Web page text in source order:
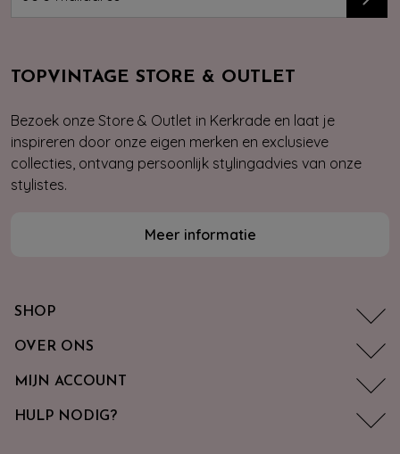
TOPVINTAGE STORE & OUTLET
Bezoek onze Store & Outlet in Kerkrade en laat je
inspireren door onze eigen merken en exclusieve
collecties, ontvang persoonlijk stylingadvies van onze
stylistes.
Meer informatie
SHOP
OVER ONS
MIJN ACCOUNT
HULP NODIG?